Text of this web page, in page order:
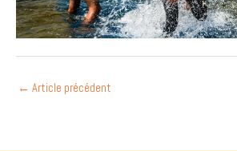
← Article précédent